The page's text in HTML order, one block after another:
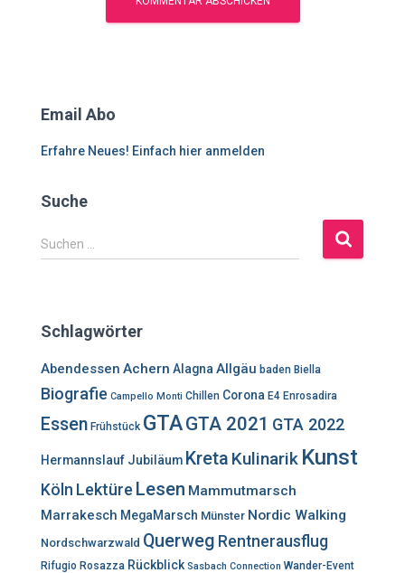
Email Abo
Erfahre Neues! Einfach hier anmelden
Suche
S
u
n
a
c
h
Suchen …
Schlagwörter
Abendessen Achern Alagna Allgäu baden Biella
Biografie Campello Monti Chillen Corona E4 Enrosadira
Essen Frühstück GTAGTA 2021 GTA 2022
Hermannslauf Jubiläum Kreta Kulinarik Kunst
Köln LektüreLesen Mammutmarsch
Marrakesch MegaMarsch Münster Nordic Walking
Nordschwarzwald Querweg Rentnerausflug
Rifugio Rosazza Rückblick Sasbach Connection Wander-Event